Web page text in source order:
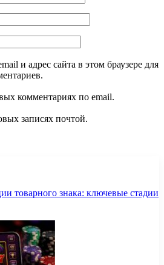
и адрес сайта в этом браузере для
комментариях по email.
записях почтой.
товарного знака: ключевые стадии